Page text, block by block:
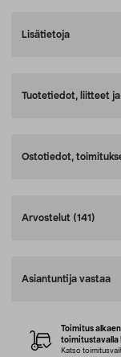
Lisätietoja
Tuotetiedot, liitteet
Ostotiedot,
Arvostelut (141)
Asiantuntija vastaa
Toimitus
toimitustavalla
Katso